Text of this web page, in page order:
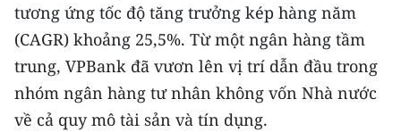
Đồng bằng sông Hồng
Bắc Trung Bộ
Duyên hải Nam Trung Bộ và Tây
Nguyên
tương ứng tốc độ tăng trưởng kép hàng năm
(CAGR) khoảng 25,5%. Từ một ngân hàng tầm
trung, VPBank đã vươn lên vị trí dẫn đầu trong
nhóm ngân hàng tư nhân không vốn Nhà nước
về cả quy mô tài sản và tín dụng.